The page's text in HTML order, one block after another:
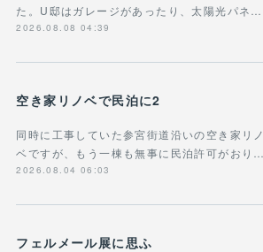
た。U邸はガレージがあったり、太陽光パネ…
2026.08.08 04:39
空き家リノベで民泊に2
同時に工事していた参宮街道沿いの空き家リノ
ベですが、もう一棟も無事に民泊許可がおり…
2026.08.04 06:03
フェルメール展に思ふ